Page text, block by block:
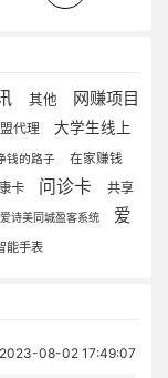
其他 网赚项目
代理
大学生线上
钱的路子 在家赚钱
卡 问诊卡
共享
爱诗美同城盈客系统
爱
能手表
2023-08-02 17:49:07